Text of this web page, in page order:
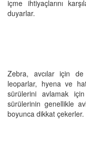
içme ihtiyaçlarını
duyarlar.
Zebra, avcılar için de
leoparlar, hyena ve
sürülerini avlamak
sürülerinin genellikle
boyunca dikkat çekerler.